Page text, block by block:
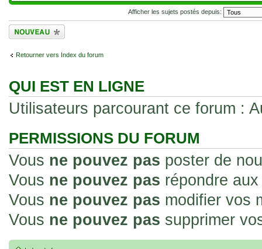
Afficher les sujets postés depuis:
Écrire un nouveau
sujet
Retourner vers Index du forum
QUI EST EN LIGNE
Utilisateurs parcourant ce forum :
PERMISSIONS DU FORUM
Vous ne pouvez pas poster de
Vous ne pouvez pas répondre
Vous ne pouvez pas modifier vos
Vous ne pouvez pas supprimer